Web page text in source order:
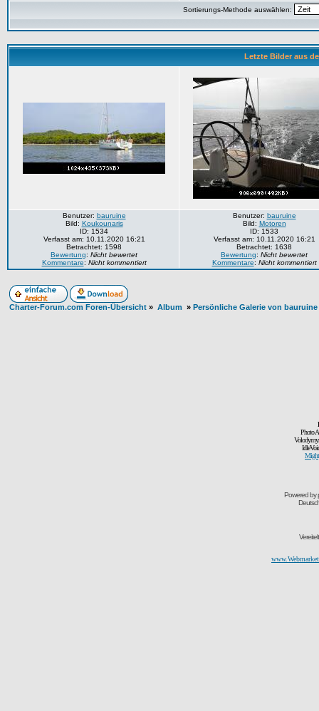
Sortierungs-Methode auswählen:
Letzte Bilder aus
Benutzer: bauruine
Bild: Koukounaris
ID: 1534
Verfasst am: 10.11.2020 16:21
Betrachtet: 1598
Bewertung: Nicht bewertet
Kommentare: Nicht kommentiert
Benutzer: bauruine
Bild: Motoren
ID: 1533
Verfasst am: 10.11.2020 16:21
Betrachtet: 1638
Bewertung: Nicht bewertet
Kommentare: Nicht kommentiert
Charter-Forum.com Foren-Übersicht » Album » Persönliche Galerie von bauruine
Photo
Powered by